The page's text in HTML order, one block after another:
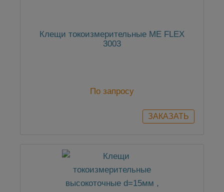
Клещи токоизмерительные ME FLEX
3003
По запросу